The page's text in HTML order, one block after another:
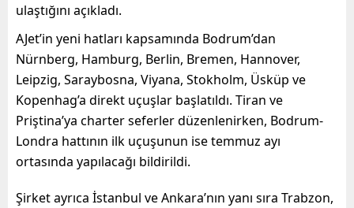
ulaştığını açıkladı.
AJet’in yeni hatları kapsamında Bodrum’dan
Nürnberg, Hamburg, Berlin, Bremen, Hannover,
Leipzig, Saraybosna, Viyana, Stokholm, Üsküp ve
Kopenhag’a direkt uçuşlar başlatıldı. Tiran ve
Priştina’ya charter seferler düzenlenirken, Bodrum-
Londra hattının ilk uçuşunun ise temmuz ayı
ortasında yapılacağı bildirildi.
Şirket ayrıca İstanbul ve Ankara’nın yanı sıra Trabzon,